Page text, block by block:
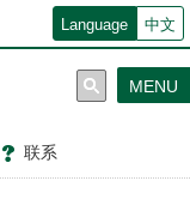
Language 中文
联系
MENU